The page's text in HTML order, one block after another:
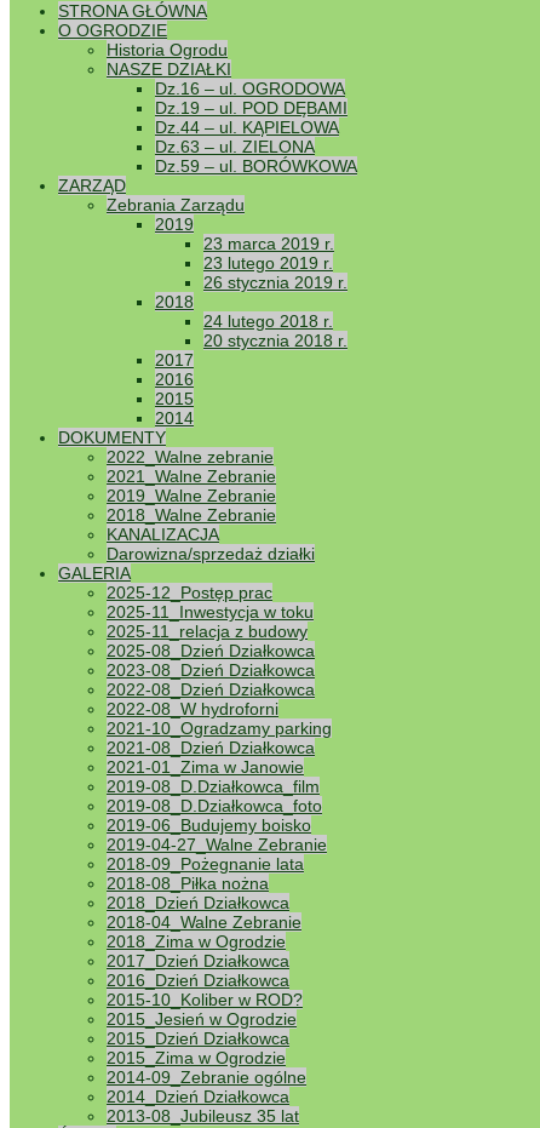
STRONA GŁÓWNA
O OGRODZIE
Historia Ogrodu
NASZE DZIAŁKI
Dz.16 – ul. OGRODOWA
Dz.19 – ul. POD DĘBAMI
Dz.44 – ul. KĄPIELOWA
Dz.63 – ul. ZIELONA
Dz.59 – ul. BORÓWKOWA
ZARZĄD
Zebrania Zarządu
2019
23 marca 2019 r.
23 lutego 2019 r.
26 stycznia 2019 r.
2018
24 lutego 2018 r.
20 stycznia 2018 r.
2017
2016
2015
2014
DOKUMENTY
2022_Walne zebranie
2021_Walne Zebranie
2019_Walne Zebranie
2018_Walne Zebranie
KANALIZACJA
Darowizna/sprzedaż działki
GALERIA
2025-12_Postęp prac
2025-11_Inwestycja w toku
2025-11_relacja z budowy
2025-08_Dzień Działkowca
2023-08_Dzień Działkowca
2022-08_Dzień Działkowca
2022-08_W hydroforni
2021-10_Ogradzamy parking
2021-08_Dzień Działkowca
2021-01_Zima w Janowie
2019-08_D.Działkowca_film
2019-08_D.Działkowca_foto
2019-06_Budujemy boisko
2019-04-27_Walne Zebranie
2018-09_Pożegnanie lata
2018-08_Piłka nożna
2018_Dzień Działkowca
2018-04_Walne Zebranie
2018_Zima w Ogrodzie
2017_Dzień Działkowca
2016_Dzień Działkowca
2015-10_Koliber w ROD?
2015_Jesień w Ogrodzie
2015_Dzień Działkowca
2015_Zima w Ogrodzie
2014-09_Zebranie ogólne
2014_Dzień Działkowca
2013-08_Jubileusz 35 lat